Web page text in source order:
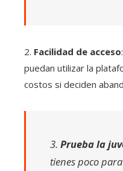
2. Facilidad de acceso
puedan utilizar la
costos si deciden
3. Prueba la
tienes poco